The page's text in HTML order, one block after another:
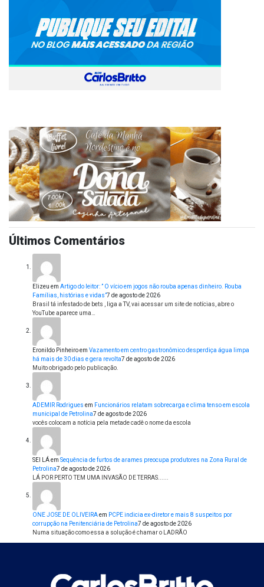
Últimos Comentários
Elizeu em Artigo do leitor: ” O vício em jogos não rouba apenas dinheiro. Rouba
Famílias, histórias e vidas”7 de agosto de 2026
Brasil tá infestado de bets , liga a TV, vai acessar um site de notícias, abre o
YouTube aparece uma…
Eronildo Pinheiroem Vazamento em centro gastronômico desperdiça água limpa
há mais de 30 dias e gera revolta7 de agosto de 2026
Muito obrigado pelo publicação.
ADEMIR Rodrigues em Funcionários relatam sobrecarga e clima tenso em escola
municipal de Petrolina7 de agosto de 2026
vocês colocam a notícia pela metade cadê o nome da escola
SEI LÁem Sequência de furtos de arames preocupa produtores na Zona Rural de
Petrolina7 de agosto de 2026
LÁ POR PERTO TEM UMA INVASÃO DE TERRAS......
ONE JOSE DE OLIVEIRAem PCPE indicia ex-diretor e mais 8 suspeitos por
corrupção na Penitenciária de Petrolina7 de agosto de 2026
Numa situação como essa a solução é chamar o LADRÃO